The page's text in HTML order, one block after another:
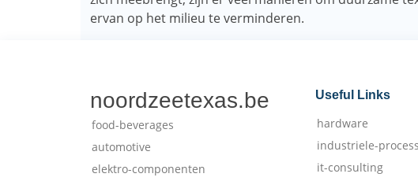
ervan op het milieu te verminderen.
noordzeetexas.be
food-beverages
automotive
elektro-componenten
Useful Links
hardware
industriele-
it-consulting